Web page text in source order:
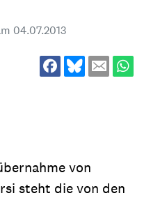
04.07.2013
von
steht die von den